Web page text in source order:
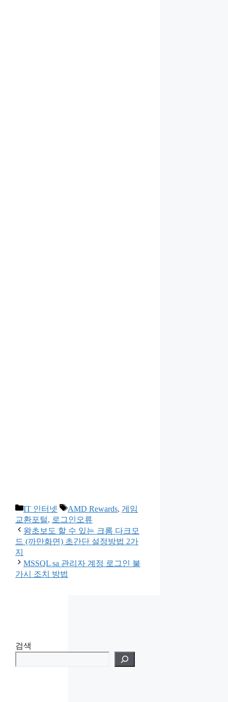
카
테
고
리
IT 인터넷
태
그
AMD Rewards, 게임
교환포털, 로그인오류
왕초보도 할 수 있는 크롬 다크모
드 (까만화면) 초간단 설정방법 2가
지
MSSQL sa 관리자 계정 로그인 불
가시 조치 방법
검색